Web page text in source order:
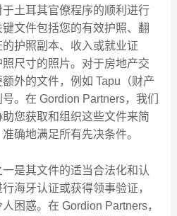
土耳其官僚程序的顺利进行
文件包括您的有效护照、翻
护照副本、收入或就业证
尺寸的照片。对于房地产交
外的文件，例如 Tapu（财产
。在 Gordion Partners，我们
您获取和组织这些文件来简
确地满足所有先决条件。
是其文件的适当合法化和认
海牙认证或获得领事验证，
困惑。在 Gordion Partners，